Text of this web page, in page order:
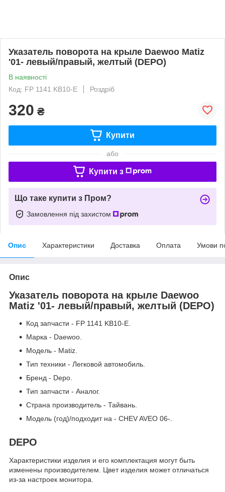
Указатель поворота на крыле Daewoo Matiz
'01- левый/правый, желтый (DEPO)
В наявності
Код: FP 1141 KB10-E
Роздріб
320 ₴
Купити
або
Купити з
Що таке купити з Пром?
Замовлення під захистом
Опис Характеристики Доставка Оплата Умови
Опис
Указатель поворота на крыле Daewoo
Matiz '01- левый/правый, желтый (DEPO)
Код запчасти - FP 1141 KB10-E.
Марка - Daewoo.
Модель - Matiz.
Тип техники - Легковой автомобиль.
Бренд - Depo.
Тип запчасти - Аналог.
Страна производитель - Тайвань.
Модель (год)/подходит на - CHEV AVEO 06-.
DEPO
Характеристики изделия и его комплектация могут быть
изменены производителем. Цвет изделия может отличаться
из-за настроек монитора.